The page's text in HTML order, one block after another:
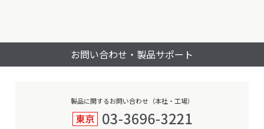
お問い合わせ・製品サポート
製品に関するお問い合わせ（本社・工場）